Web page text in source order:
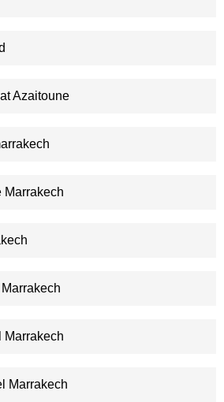
Azaitoune
Marrakech
Marrakech
Marrakech